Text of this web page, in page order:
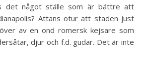
det något ställe som är bättre att
Attans otur att staden just
av en ond romersk kejsare som
djur och f.d. gudar. Det är inte